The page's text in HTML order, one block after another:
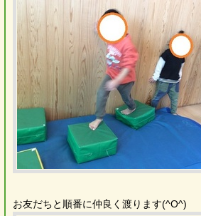
お友だちと順番に仲良く渡ります(^O^)